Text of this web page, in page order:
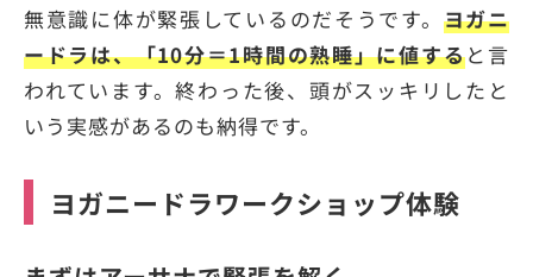
無意識に体が緊張しているのだそうです。 ヨガニ
ードラは、「10分＝1時間の熟睡」に値すると言
われています。終わった後、頭がスッキリしたと
いう実感があるのも納得です。
ヨガニードラワークショップ体験